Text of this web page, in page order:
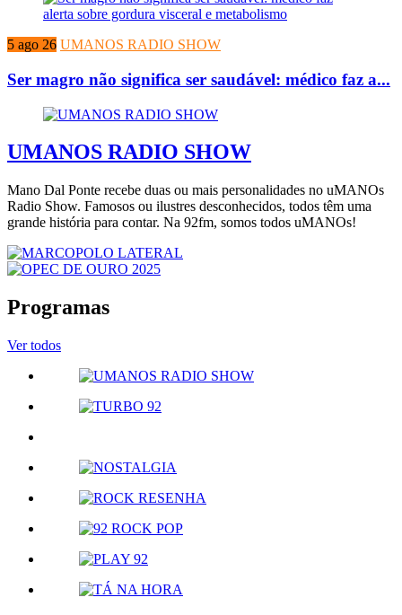
5 ago 26 UMANOS RADIO SHOW
Ser magro não significa ser saudável: médico faz a...
UMANOS RADIO SHOW
Mano Dal Ponte recebe duas ou mais personalidades no uMANOs
Radio Show. Famosos ou ilustres desconhecidos, todos têm uma
grande história para contar. Na 92fm, somos todos uMANOs!
Programas
Ver todos